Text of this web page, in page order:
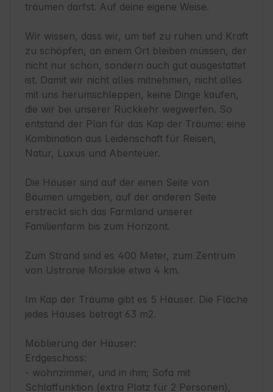
träumen darfst. Auf deine eigene Weise.
Wir wissen, dass wir, um tief zu ruhen und Kraft
zu schöpfen, an einem Ort bleiben müssen, der
nicht nur schön, sondern auch gut ausgestattet
ist. Damit wir nicht alles mitnehmen, nicht alles
mit uns herumschleppen, keine Dinge kaufen,
die wir bei unserer Rückkehr wegwerfen. So
entstand der Plan für das Kap der Träume: eine
Kombination aus Leidenschaft für Reisen,
Natur, Luxus und Abenteuer.
Die Häuser sind auf der einen Seite von
Bäumen umgeben, auf der anderen Seite
erstreckt sich das Farmland unserer
Familienfarm bis zum Horizont.
Zum Strand sind es 400 Meter, zum Zentrum
von Ustronie Morskie etwa 4 km.
Im Kap der Träume gibt es 5 Häuser. Die Fläche
jedes Hauses beträgt 63 m2.
Möblierung der Häuser:
Erdgeschoss:
- wohnzimmer, und in ihm; Sofa mit
Schlaffunktion (extra Platz für 2 Personen),